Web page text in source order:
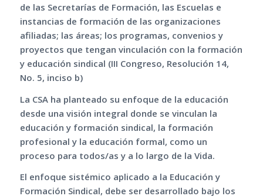
de las Secretarías de Formación, las Escuelas e
instancias de formación de las organizaciones
afiliadas; las áreas; los programas, convenios y
proyectos que tengan vinculación con la formación
y educación sindical (III Congreso, Resolución 14,
No. 5, inciso b)
La CSA ha planteado su enfoque de la educación
desde una visión integral donde se vinculan la
educación y formación sindical, la formación
profesional y la educación formal, como un
proceso para todos/as y a lo largo de la Vida.
El enfoque sistémico aplicado a la Educación y
Formación Sindical, debe ser desarrollado bajo los